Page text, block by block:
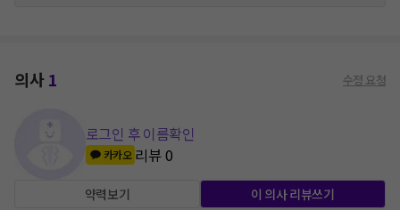
의사1 수정 요청
로그인 후 이름확인
카카오 리뷰0
약력보기 이 의사 리뷰쓰기